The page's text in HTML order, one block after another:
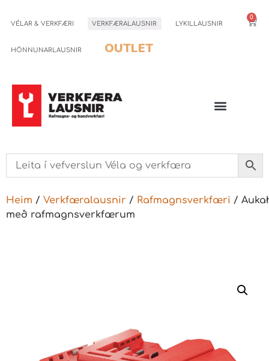
VÉLAR & VERKFÆRI VERKFÆRALAUSNIR LYKILLAUSNIR
HÖNNUNARLAUSNIR OUTLET
0
Heim / Verkfæralausnir / Rafmagnsverkfæri /
með rafmagnsverkfærum